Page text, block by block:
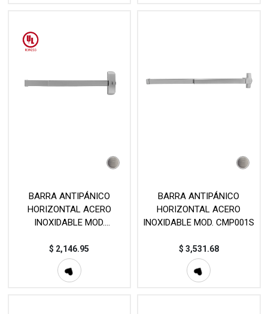
BARRA ANTIPÁNICO
HORIZONTAL ACERO
INOXIDABLE MOD.
$ 2,146.95
BARRA ANTIPÁNICO
HORIZONTAL ACERO
INOXIDABLE MOD. CMP001S
$ 3,531.68